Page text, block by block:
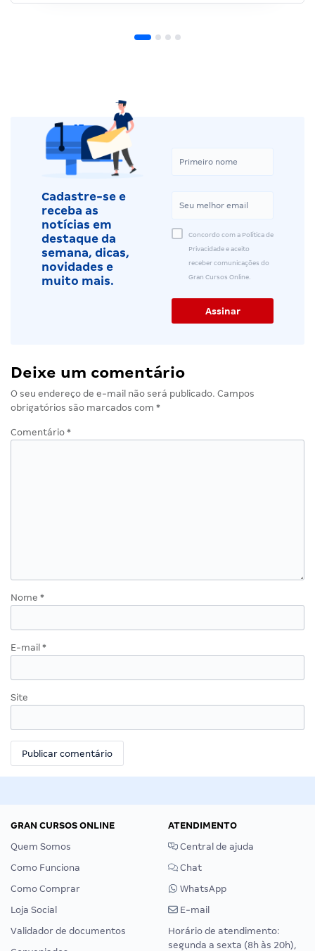
Cadastre-se e
receba as
notícias em
destaque da
semana, dicas,
novidades e
muito mais.
Concordo com a Política de
Privacidade e aceito
receber comunicações do
Gran Cursos Online.
Deixe um comentário
O seu endereço de e-mail não será publicado. Campos
obrigatórios são marcados com *
Comentário *
Nome *
E-mail *
Site
GRAN CURSOS ONLINE
Quem Somos
Como Funciona
Como Comprar
Loja Social
Validador de documentos
ATENDIMENTO
Central de ajuda
Chat
WhatsApp
E-mail
Horário de atendimento:
segunda a sexta (8h às 20h),